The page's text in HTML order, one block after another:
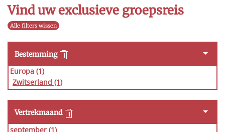
Vind uw exclusieve groepsreis
Alle filters wissen
Bestemming
Europa (1)
Zwitserland (1)
Vertrekmaand
september (1)